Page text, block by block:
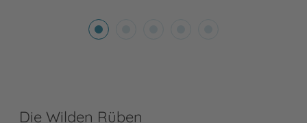
Die Wilden Rüben